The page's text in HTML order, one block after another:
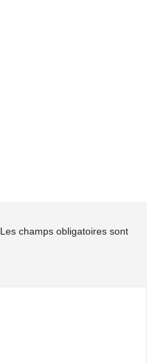
Les champs obligatoires sont